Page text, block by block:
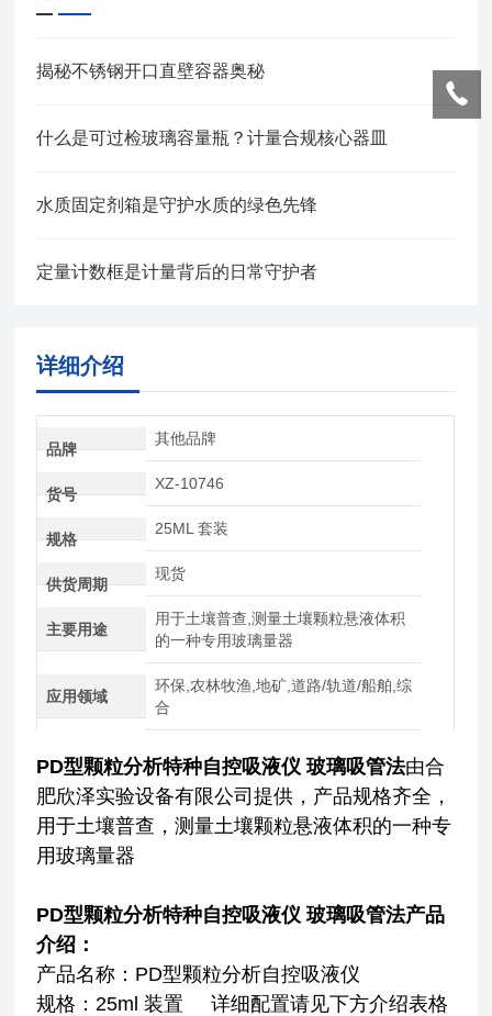
揭秘不锈钢开口直壁容器奥秘
什么是可过检玻璃容量瓶？计量合规核心器皿
水质固定剂箱是守护水质的绿色先锋
定量计数框是计量背后的日常守护者
详细介绍
品牌
其他品牌
货号
XZ-10746
规格
25ML 套装
供货周期
现货
主要用途
用于土壤普查,测量土壤颗粒悬液体积
的一种专用玻璃量器
应用领域
环保,农林牧渔,地矿,道路/轨道/船舶,综
合
PD型颗粒分析特种自控吸液仪 玻璃吸管法由合
肥欣泽实验设备有限公司提供，产品规格齐全，
用于土壤普查，测量土壤颗粒悬液体积的一种专
用玻璃量器
PD型颗粒分析特种自控吸液仪 玻璃吸管法产品
介绍：
产品名称：PD型颗粒分析自控吸液仪
规格：25ml 装置 详细配置请见下方介绍表格